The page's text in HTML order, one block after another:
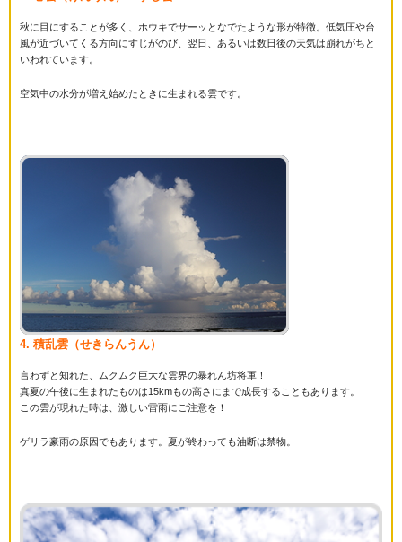
秋に目にすることが多く、ホウキでサーッとなでたような形が特徴。低気圧や台
風が近づいてくる方向にすじがのび、翌日、あるいは数日後の天気は崩れがちと
いわれています。
空気中の水分が増え始めたときに生まれる雲です。
4. 積乱雲（せきらんうん）
言わずと知れた、ムクムク巨大な雲界の暴れん坊将軍！
真夏の午後に生まれたものは15kmもの高さにまで成長することもあります。
この雲が現れた時は、激しい雷雨にご注意を！
ゲリラ豪雨の原因でもあります。夏が終わっても油断は禁物。